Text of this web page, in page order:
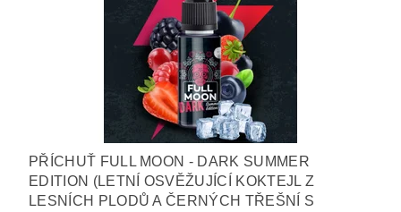
PŘÍCHUŤ FULL MOON - DARK SUMMER
EDITION (LETNÍ OSVĚŽUJÍCÍ KOKTEJL Z
LESNÍCH PLODŮ A ČERNÝCH TŘEŠNÍ S